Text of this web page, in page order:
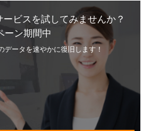
ビスを試してみませんか？
ーン期間中
データを速やかに復旧します！